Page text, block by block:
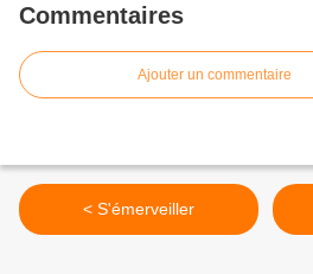
Commentaires
Ajouter un commentaire
< S'émerveiller